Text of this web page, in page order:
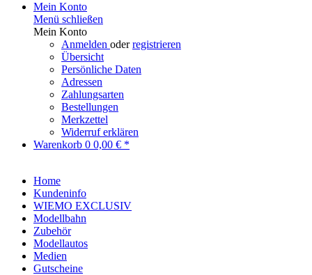
Mein Konto
Menü schließen
Mein Konto
Anmelden oderregistrieren
Übersicht
Persönliche Daten
Adressen
Zahlungsarten
Bestellungen
Merkzettel
Widerruf erklären
Warenkorb 0 0,00 € *
Home
Kundeninfo
WIEMO EXCLUSIV
Modellbahn
Zubehör
Modellautos
Medien
Gutscheine